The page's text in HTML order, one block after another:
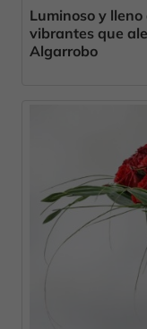
Luminoso y
vibrantes que
Algarrobo